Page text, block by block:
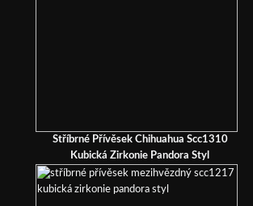
Stříbrné Přívěsek Chihuahua Scc1310
Kubická Zirkonie Pandora Styl